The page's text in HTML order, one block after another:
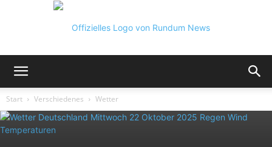
Start Verschiedenes Wetter